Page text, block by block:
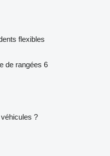
flexibles
de rangées 6
?